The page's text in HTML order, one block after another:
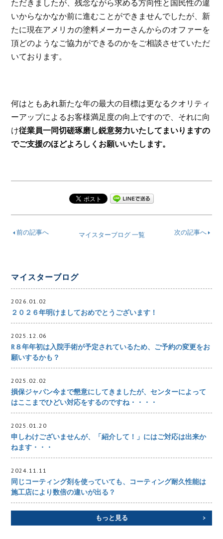
ただきましたが、残念ながら求める方向性と国民性の違
いからなかなか前に進むことができませんでしたが、新
たに現在アメリカの塗料メーカーさんからのオファーを
頂どのようなご協力ができるのかをご相談させていただ
いております。
何はともあれ新たな年の最大の目標は更なるクオリティ
ーアップによるお客様満足度の向上ですので、それに向
け従業員一同切磋琢磨し鋭意努力いたしてまいりますの
でご支援のほどよろしくお願いいたします。
前の記事へ 次の記事へ
マイスターブログ 一覧
マイスターブログ
2026.01.02
２０２６年明けましておめでとうございます！
2025.12.06
R８年年初は入院手術が予定されているため、ご予約の変更をお
願いするかも？
2025.02.02
損保ジャパン今まで懇意にしてきましたが、センターによって
はここまでひどい対応をするのですね・・・・
2025.01.20
申しわけございませんが、「紹介して！」にはご対応は出来か
ねます・・・
2024.11.11
同じコーティング剤を使っていても、コーティング耐久性能は
施工店により数倍の違いが出る？
もっと見る